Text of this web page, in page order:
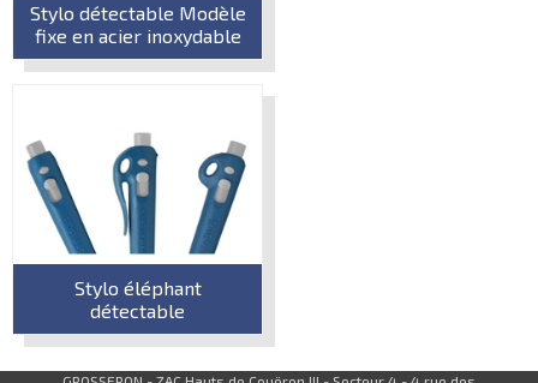
Stylo détectable Modèle
fixe en acier inoxydable
Stylo éléphant
détectable